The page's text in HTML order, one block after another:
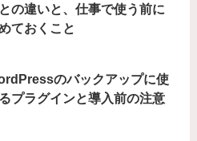
の違いと、仕事で使う前に
ておくこと
のバックアップに使
プラグインと導入前の注意